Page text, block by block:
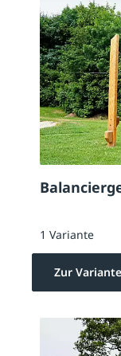
1 Variante
Zur Variante